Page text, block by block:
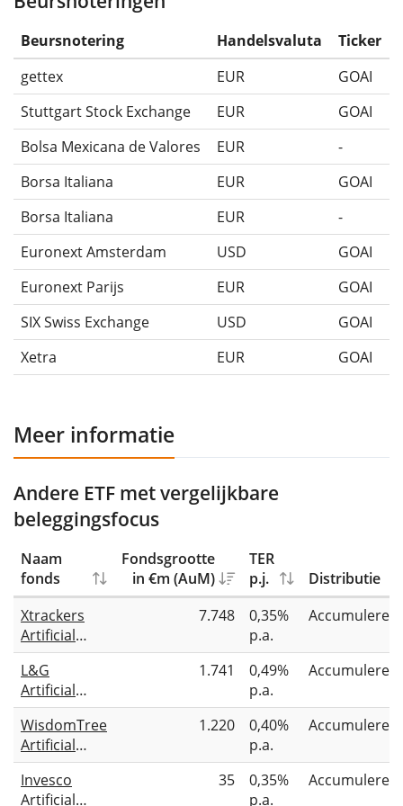
Beursnotering Handelsvaluta
Ticker
gettex
EUR
GOAI
Stuttgart Stock Exchange
EUR
GOAI
Bolsa Mexicana de Valores
EUR
-
Borsa Italiana
EUR
GOAI
Borsa Italiana
EUR
-
Euronext Amsterdam
USD
GOAI
Euronext Parijs
EUR
GOAI
SIX Swiss Exchange
USD
GOAI
Xetra
EUR GOAI
Meer informatie
Andere ETF met vergelijkbare
beleggingsfocus
Naam
fonds
Fondsgrootte
in €m (AuM)
TER
p.j.
Distributie
Xtrackers
Artificial
Intelligence
& Big Data
UCITS ETF
1C
7.748
0,35%
p.a.
L&G
Artificial
Intelligence
UCITS ETF
1.741
0,49%
p.a.
WisdomTree
Artificial
Intelligence
UCITS ETF
1.220
0,40%
p.a.
Invesco
Artificial
35
0,35%
p.a.